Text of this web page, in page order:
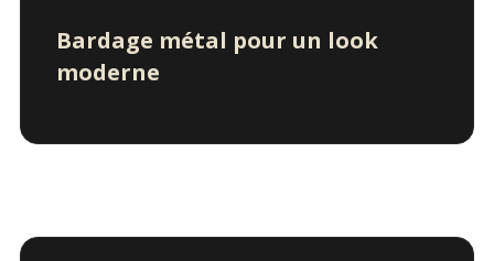
Bardage métal pour un look
moderne